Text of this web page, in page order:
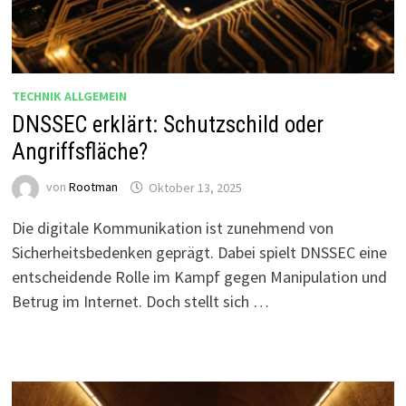
TECHNIK ALLGEMEIN
DNSSEC erklärt: Schutzschild oder
Angriffsfläche?
von Rootman Oktober 13, 2025
Die digitale Kommunikation ist zunehmend von
Sicherheitsbedenken geprägt. Dabei spielt DNSSEC eine
entscheidende Rolle im Kampf gegen Manipulation und
Betrug im Internet. Doch stellt sich …